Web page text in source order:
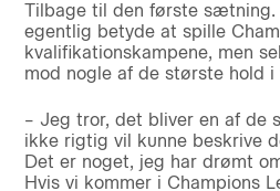
Tilbage til den første sætning.
egentlig betyde at spille
kvalifikationskampene, men
mod nogle af de største hold i
– Jeg tror, det bliver en af de
ikke rigtig vil kunne beskrive
Det er noget, jeg har drømt
Hvis vi kommer i Champions